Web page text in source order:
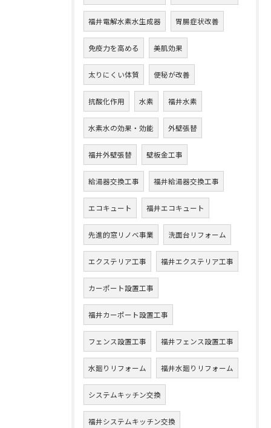
福井電解水素水生成器 胃腸症状改善
免疫力を高める 美肌効果
太りにくい体質 便秘が改善
抗酸化作用 水素 福井水素
水素水の効果・効能 外壁張替
福井外壁張替 壁板金工事
給湯器交換工事 福井給湯器交換工事
エコキュート 福井エコキュート
先進的窓リノベ事業 洗面台リフォーム
エクステリア工事 福井エクステリア工事
カーポート設置工事
福井カーポート設置工事
フェンス設置工事 福井フェンス設置工事
水廻りリフォーム 福井水廻りリフォーム
システムキッチン交換
福井システムキッチン交換